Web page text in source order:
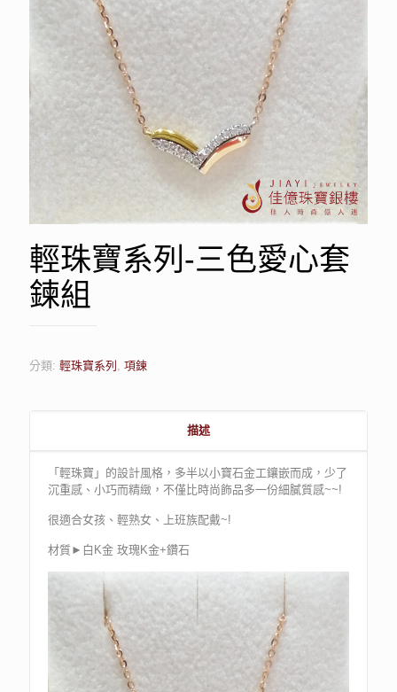
輕珠寶系列-三色愛心套
鍊組
分類: 輕珠寶系列 項鍊
描述
「輕珠寶」的設計風格，多半以小寶石金工鑲嵌而成，少了
沉重感、小巧而精緻，不僅比時尚飾品多一份細膩質感~~!
很適合女孩、輕熟女、上班族配戴~!
材質►白K金 玫瑰K金+鑽石